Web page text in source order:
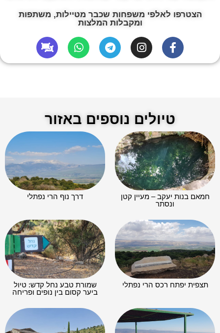
הצטרפו לאלפי משפחות שכבר מטיילות, משתפות
ומקבלות המלצות
טיולים נוספים באזור
חמאם בנות יעקב – מעיין קטן
ונסתר​
דרך נוף הרי נפתלי
תצפית יפתח רכס הרי נפתלי
שמורת טבע נחל קדש: טיול
ביער קסום בין נופים ופריחה